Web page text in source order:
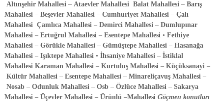
Altınşehir Mahallesi – Ataevler Mahallesi Balat Mahallesi – Barış
Mahallesi – Beşevler Mahallesi – Cumhuriyet Mahallesi – Çalı
Mahallesi Çamlıca Mahallesi – Demirci Mahallesi – Dumlupınar
Mahallesi – Ertuğrul Mahallesi – Esentepe Mahallesi • Fethiye
Mahallesi – Görükle Mahallesi – Gümüştepe Mahallesi – Hasanağa
Mahallesi – Işıktepe Mahallesi • İhsaniye Mahallesi – İstiklal
Mahallesi Karaman Mahallesi – Kurtuluş Mahallesi – Küçüksanayi –
Kültür Mahallesi–Esentepe Mahallesi – Minareliçavuş Mahallesi –
Nosab – Odunluk Mahallesi – Osb – Özlüce Mahallesi – Sakarya
Mahallesi – Üçevler Mahallesi – Ürünlü –Mahallesi Göçmen konutları